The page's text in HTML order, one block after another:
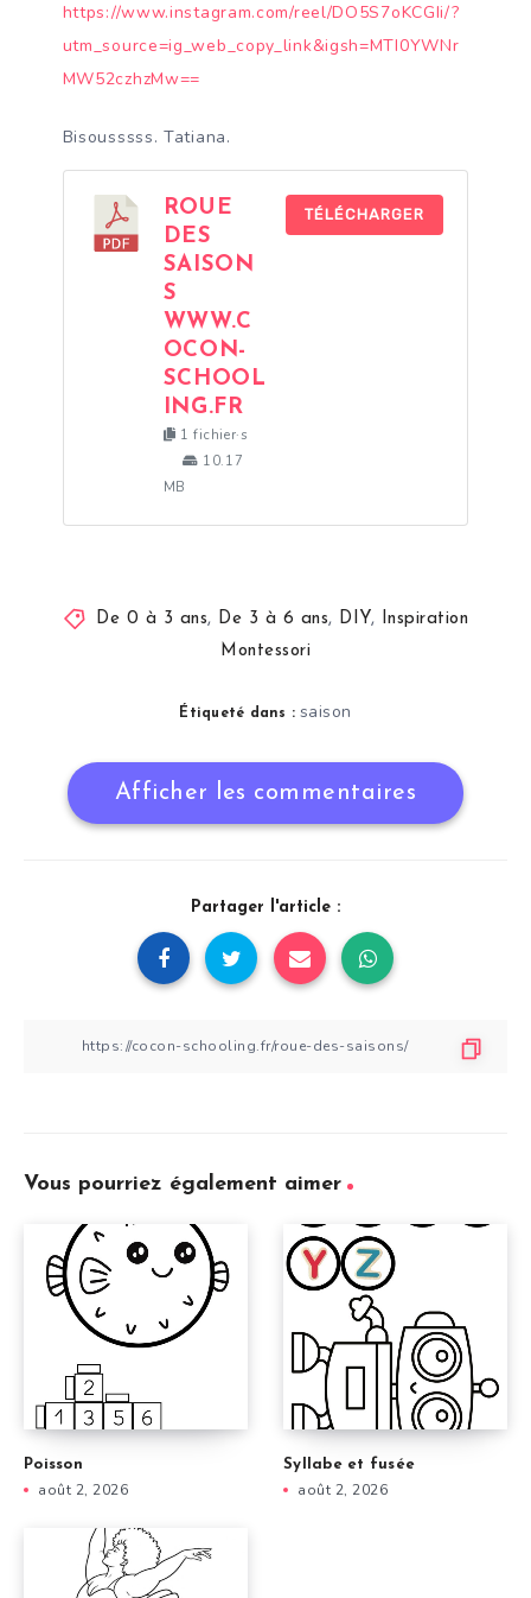
https://www.instagram.com/reel/DO5S7oKCGIi/?
utm_source=ig_web_copy_link&igsh=MTI0YWNr
MW52czhzMw==
Bisousssss. Tatiana.
ROUE
DES
SAISON
S
WWW.C
OCON-
SCHOOL
ING.FR
1 fichier·s
10.17
MB
TÉLÉCHARGER
De 0 à 3 ans, De 3 à 6 ans, DIY,
Inspiration
Montessori
Étiqueté dans : saison
Afficher les commentaires
Partager l'article :
Vous pourriez également aimer
Poisson
août 2, 2026
Syllabe et fusée
août 2, 2026